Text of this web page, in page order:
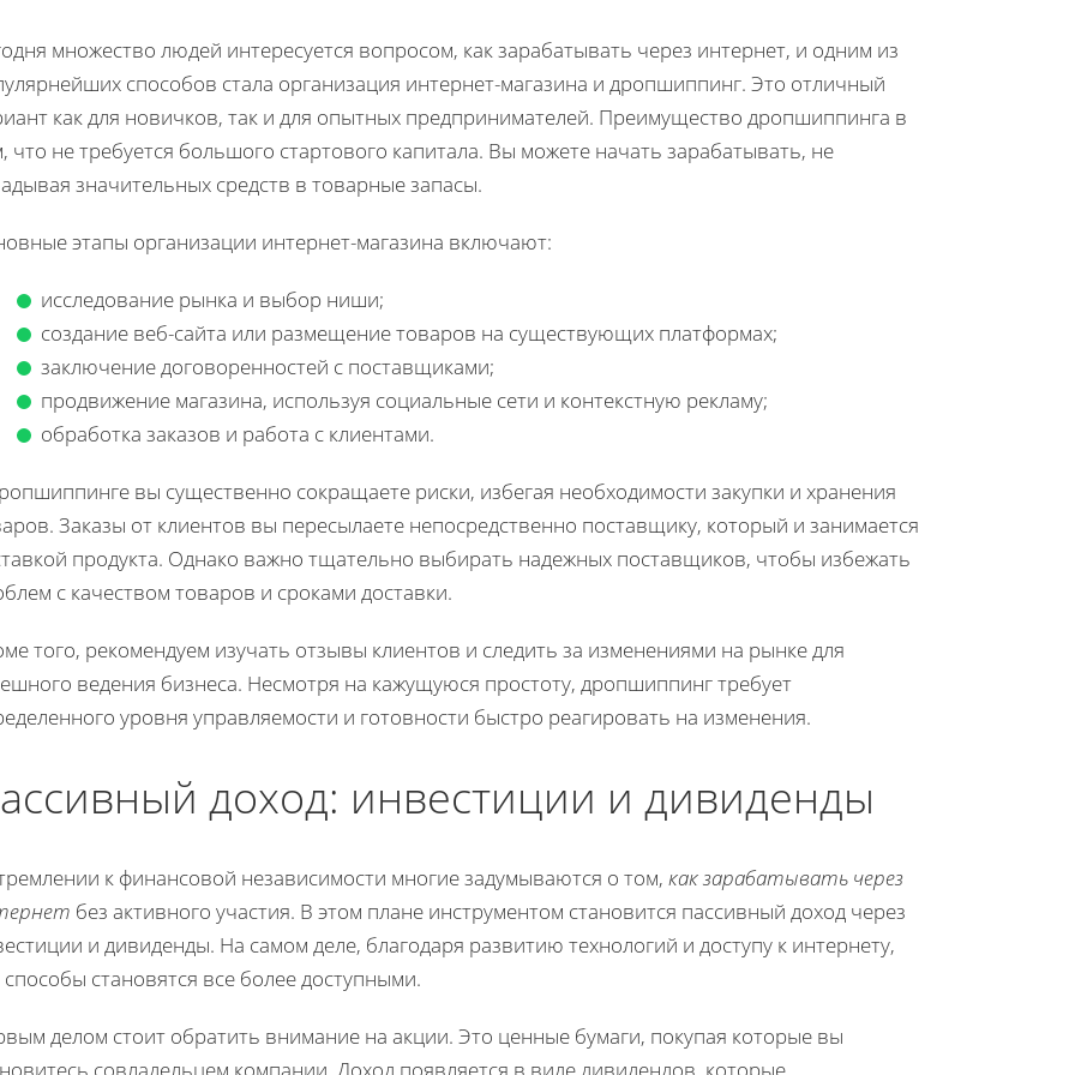
множество людей интересуется вопросом, как зарабатывать через интернет, и одним из
способов стала организация интернет-магазина и дропшиппинг. Это отличный
как для новичков, так и для опытных предпринимателей. Преимущество дропшиппинга в
что не требуется большого стартового капитала. Вы можете начать зарабатывать, не
значительных средств в товарные запасы.
этапы организации интернет-магазина включают:
исследование рынка и выбор ниши;
создание веб-сайта или размещение товаров на существующих платформах;
заключение договоренностей с поставщиками;
продвижение магазина, используя социальные сети и контекстную рекламу;
обработка заказов и работа с клиентами.
вы существенно сокращаете риски, избегая необходимости закупки и хранения
Заказы от клиентов вы пересылаете непосредственно поставщику, который и занимается
продукта. Однако важно тщательно выбирать надежных поставщиков, чтобы избежать
с качеством товаров и сроками доставки.
того, рекомендуем изучать отзывы клиентов и следить за изменениями на рынке для
ведения бизнеса. Несмотря на кажущуюся простоту, дропшиппинг требует
уровня управляемости и готовности быстро реагировать на изменения.
доход: инвестиции и дивиденды
к финансовой независимости многие задумываются о том, как зарабатывать через
без активного участия. В этом плане инструментом становится пассивный доход через
и дивиденды. На самом деле, благодаря развитию технологий и доступу к интернету,
способы становятся все более доступными.
делом стоит обратить внимание на акции. Это ценные бумаги, покупая которые вы